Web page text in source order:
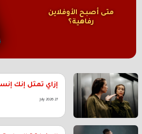
متى أصبح الأوفلاين
رفاهية؟
إزاي تمثل إنك
27 July 2026